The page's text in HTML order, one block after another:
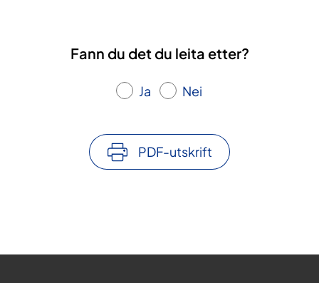
Fann du det du leita etter?
Ja Nei
PDF-utskrift